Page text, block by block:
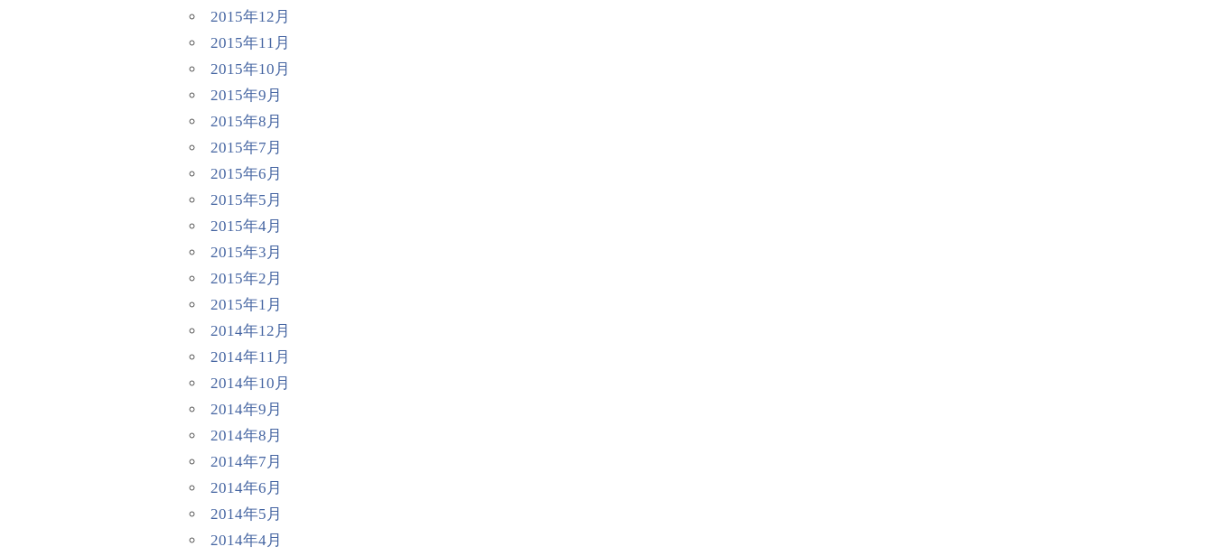
2015年12月
2015年11月
2015年10月
2015年9月
2015年8月
2015年7月
2015年6月
2015年5月
2015年4月
2015年3月
2015年2月
2015年1月
2014年12月
2014年11月
2014年10月
2014年9月
2014年8月
2014年7月
2014年6月
2014年5月
2014年4月